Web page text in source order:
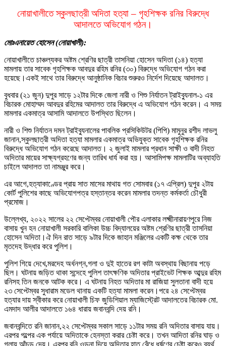
নোয়াখালীতে স্কুলছাত্রী অদিতা হত্যা – গৃহশিক্ষক রনির বিরুদ্ধে
আদালতে অভিযোগ গঠন।
মোঃএনায়েত হোসেন (নোয়াখালী):
নোয়াখালীতে চাঞ্চল্যকর অষ্টম শ্রেণির ছাত্রী তাসনিয়া হোসেন অদিতা (১৪) হত্যা
মামলায় তার সাবেক গৃহশিক্ষক আবদুর রহিম রনির (৩০) বিরুদ্ধে অভিযোগ গঠন করা
হয়েছে।একই সাথে তার বিরুদ্ধে আনুষ্ঠানিক বিচার শুরুরও নির্দেশ দিয়েছে আদালত।
বুধবার (২১ জুন) দুপুর সাড়ে ১২টার দিকে জেলা নারী ও শিশু নির্যাতন ট্রাইব্যুনাল-১ এর
বিচারক মোহাম্মদ আবদুর রহিমের আদালত তার বিরুদ্ধে এ অভিযোগ গঠন করেন। এ সময়
মামলার একমাত্র আসামি আদালতে উপস্থিত ছিলেন।
নারী ও শিশু নির্যাতন দমন ট্রাইব্যুনালের পাবলিক প্রসিকিউটর (পিপি) মামুনুর রশীদ লাভলু
জানান,স্কুলছাত্রী অদিতা হত্যা মামলার একমাত্র অভিযুক্ত সাবেক গৃহশিক্ষক রনির
বিরুদ্ধে অভিযোগ গঠন করেছে আদালত। ২ জুলাই মামলার প্রধান সাক্ষী ও বাদী নিহত
অদিতার মায়ের সাক্ষ্যগ্রহণের জন্য তারিখ ধার্য করা হয়। আসামিপক্ষ মামলাটির অব্যাহতি
চাইলে আদালত তা নামঞ্জুর করে।
এর আগে,হত্যাকাণ্ডের প্রায় সাত মাসের মাথায় গত সোমবার (১৭ এপ্রিল) দুপুর ২টায়
কোর্ট পুলিশের কাছে অভিযোগপত্র হস্তান্তর করেন মামলার তদন্ত কর্মকর্তা চৌধুরী
প্রমোজ।
উল্লেখ্য, ২০২২ সালের ২২ সেপ্টেম্বর নোয়াখালী পৌর এলাকার লক্ষ্মীনারায়ণপুরে নিজ
বাসায় খুন হন নোয়াখালী সরকারি বালিকা উচ্চ বিদ্যালয়ের অষ্টম শ্রেণির ছাত্রী তাসনিয়া
হোসেন অদিতা।ঐ দিন রাত সাড়ে ৯টার দিকে জাহান মঞ্জিলের একটি কক্ষ থেকে তার
মৃতদেহ উদ্ধার করে পুলিশ।
পুলিশ গিয়ে দেখে,মরদেহ অর্ধনগ্ন,গলা ও দুই হাতের রগ কাটা অবস্থায় বিছানায় পড়ে
ছিল। ঘটনায় জড়িত থাকা সন্দেহে পুলিশ তাৎক্ষণিক অদিতার প্রাইভেট শিক্ষক আব্দুর রহিম
রনিসহ তিন জনকে আটক করে। এ ঘটনায় নিহত অদিতার মা রাজিয়া সুলতানা বাদী হয়ে
২৩ সেপ্টেম্বর সুধারাম মডেল থানায় একটি হত্যা মামলা করেন।পরে ২৪ সেপ্টেম্বর
হত্যার দায় স্বীকার করে নোয়াখালী চিফ জুডিশিয়াল ম্যাজিস্ট্রেট আদালতের বিচারক মো.
এমদাদ আলীর আদালতে ১৬৪ ধারায় জবানবন্দি দেয় রনি।
জবানবন্দিতে রনি জানান,২২ সেপ্টেম্বর সকাল সাড়ে ১১টার সময় রনি অদিতার বাসায় যায়।
এরপর গল্পের এক পর্যায়ে অদিতাকে হেনস্তা করার চেষ্টা করে। তখন আদিতা রনির ঘাড় ও
গলায় আঁচড় দেয়। এরপর রনি ওড়না দিয়ে অদিতার হাত বেঁধে ধর্ষণের চেষ্টা করেও ব্যর্থ